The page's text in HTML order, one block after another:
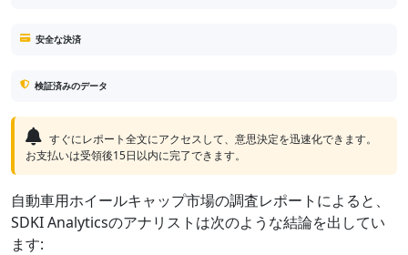
安全な決済
検証済みのデータ
すぐにレポート全文にアクセスして、意思決定を迅速化できます。
お支払いは受領後15日以内に完了できます。
自動車用ホイールキャップ市場の調査レポートによると、
SDKI Analyticsのアナリストは次のような結論を出してい
ます: